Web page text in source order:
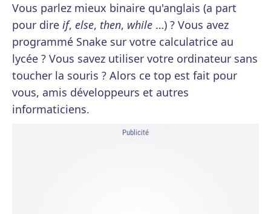
Vous parlez mieux binaire qu'anglais (a part
pour dire if, else, then, while …) ? Vous avez
programmé Snake sur votre calculatrice au
lycée ? Vous savez utiliser votre ordinateur sans
toucher la souris ? Alors ce top est fait pour
vous, amis développeurs et autres
informaticiens.
Publicité